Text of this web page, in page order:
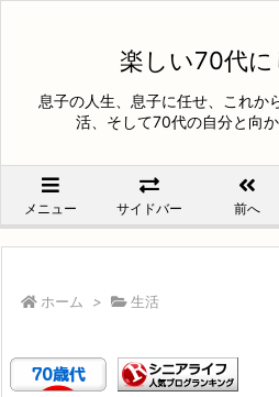
楽しい70代に
息子の人生、息子に任せ、これか
活、そして70代の自分と向
メニュー サイドバー 前へ
ホーム > 生活